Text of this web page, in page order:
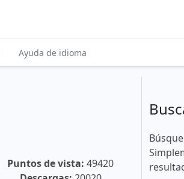
Ayuda de idioma
Puntos de vista: 49420